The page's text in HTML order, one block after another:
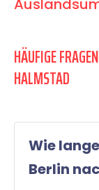
HÄUFIGE
HALMSTAD
Wie
Berlin